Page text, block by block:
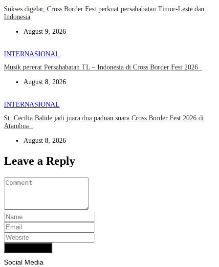
Sukses digelar, Cross Border Fest perkuat persahabatan Timor-Leste dan
Indonesia
August 9, 2026
INTERNASIONAL
Musik pererat Persahabatan TL – Indonesia di Cross Border Fest 2026
August 8, 2026
INTERNASIONAL
St. Cecilia Balide jadi juara dua paduan suara Cross Border Fest 2026 di
Atambua
August 8, 2026
Leave a Reply
Social Media